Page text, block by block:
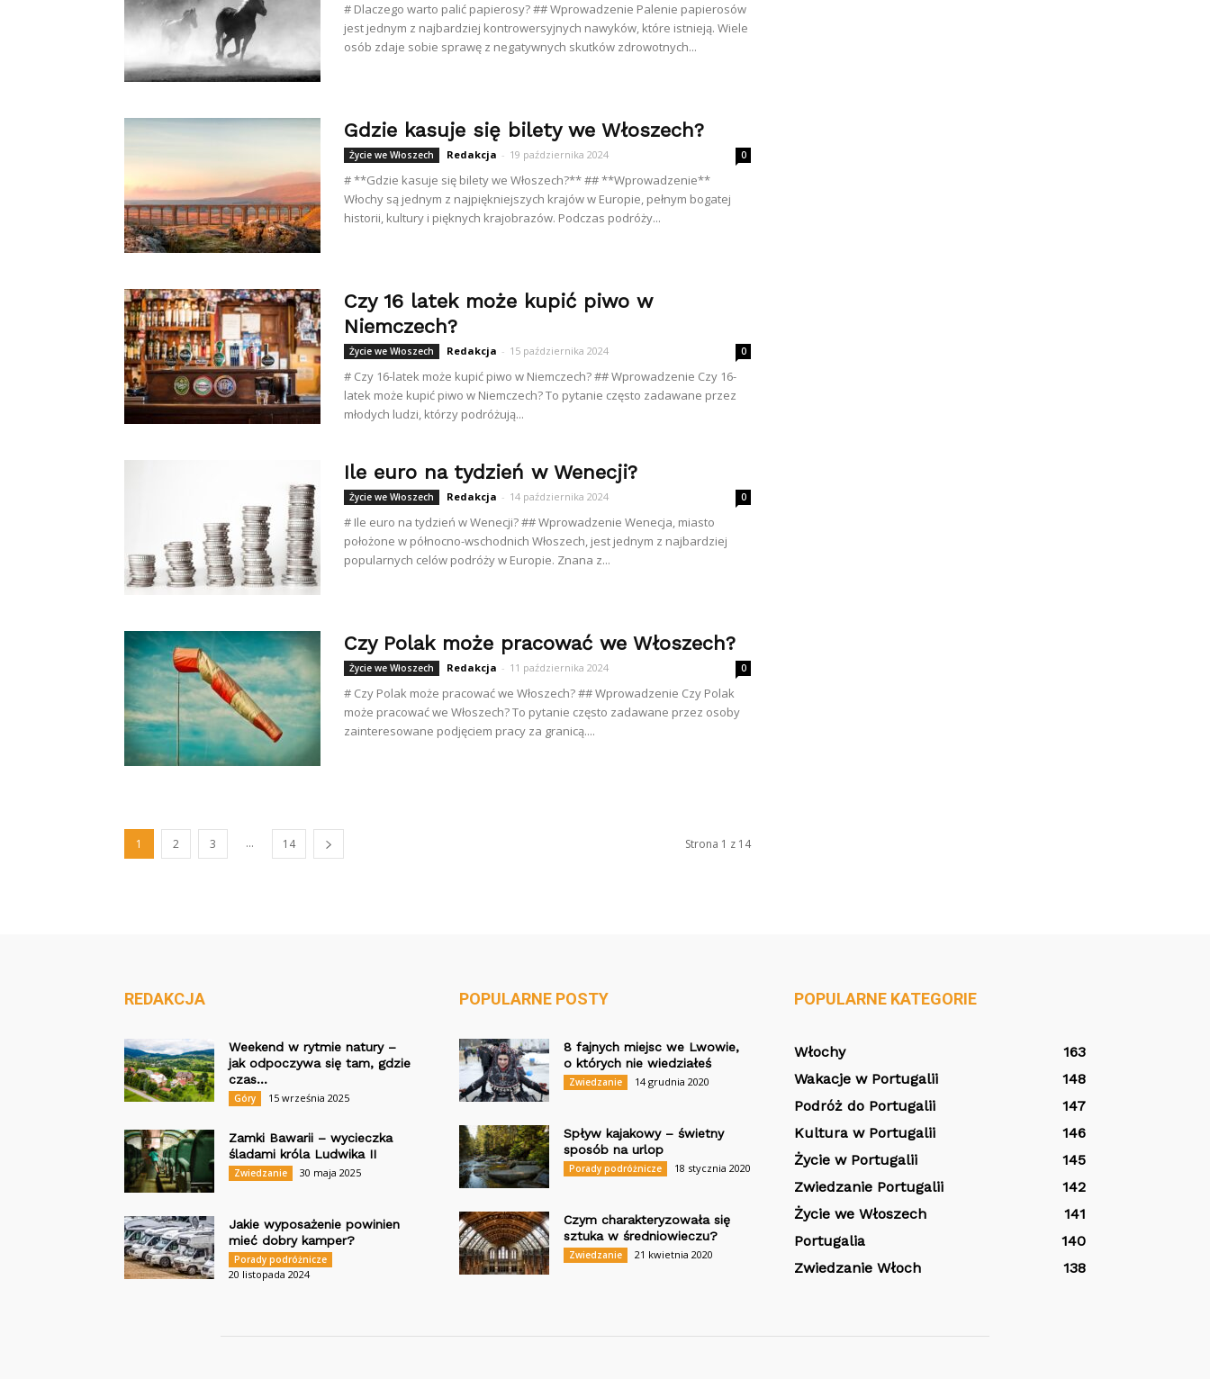
# Dlaczego warto palić papierosy? ## Wprowadzenie Palenie papierosów
jest jednym z najbardziej kontrowersyjnych nawyków, które istnieją. Wiele
osób zdaje sobie sprawę z negatywnych skutków zdrowotnych...
Gdzie kasuje się bilety we Włoszech?
Życie we Włoszech Redakcja - 19 października 2024 0
# **Gdzie kasuje się bilety we Włoszech?** ## **Wprowadzenie**
Włochy są jednym z najpiękniejszych krajów w Europie, pełnym bogatej
historii, kultury i pięknych krajobrazów. Podczas podróży...
Czy 16 latek może kupić piwo w
Niemczech?
Życie we Włoszech Redakcja - 15 października 2024 0
# Czy 16-latek może kupić piwo w Niemczech? ## Wprowadzenie Czy 16-
latek może kupić piwo w Niemczech? To pytanie często zadawane przez
młodych ludzi, którzy podróżują...
Ile euro na tydzień w Wenecji?
Życie we Włoszech Redakcja - 14 października 2024 0
# Ile euro na tydzień w Wenecji? ## Wprowadzenie Wenecja, miasto
położone w północno-wschodnich Włoszech, jest jednym z najbardziej
popularnych celów podróży w Europie. Znana z...
Czy Polak może pracować we Włoszech?
Życie we Włoszech Redakcja - 11 października 2024 0
# Czy Polak może pracować we Włoszech? ## Wprowadzenie Czy Polak
może pracować we Włoszech? To pytanie często zadawane przez osoby
zainteresowane podjęciem pracy za granicą....
1 2 3 ... 14 Strona 1 z 14
REDAKCJA
Weekend w rytmie natury –
jak odpoczywa się tam, gdzie
czas...
Góry 15 września 2025
Zamki Bawarii – wycieczka
śladami króla Ludwika II
Zwiedzanie 30 maja 2025
Jakie wyposażenie powinien
mieć dobry kamper?
Porady podróżnicze
20 listopada 2024
POPULARNE POSTY
8 fajnych miejsc we Lwowie,
o których nie wiedziałeś
Zwiedzanie 14 grudnia 2020
Spływ kajakowy – świetny
sposób na urlop
Porady podróżnicze 18 stycznia 2020
Czym charakteryzowała się
sztuka w średniowieczu?
Zwiedzanie 21 kwietnia 2020
POPULARNE KATEGORIE
Włochy
163
Wakacje w Portugalii
148
Podróż do Portugalii
147
Kultura w Portugalii
146
Życie w Portugalii
145
Zwiedzanie Portugalii
142
Życie we Włoszech
141
Portugalia
140
Zwiedzanie Włoch
138